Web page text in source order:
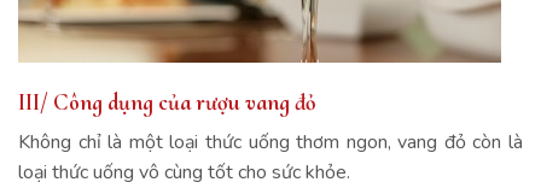
III/ Công dụng của rượu vang đỏ
Không chỉ là một loại thức uống thơm ngon, vang đỏ còn là
loại thức uống vô cùng tốt cho sức khỏe.